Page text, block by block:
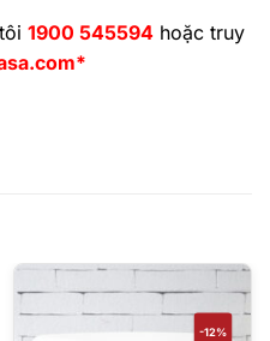
1900 545594hoặc truy
-12%